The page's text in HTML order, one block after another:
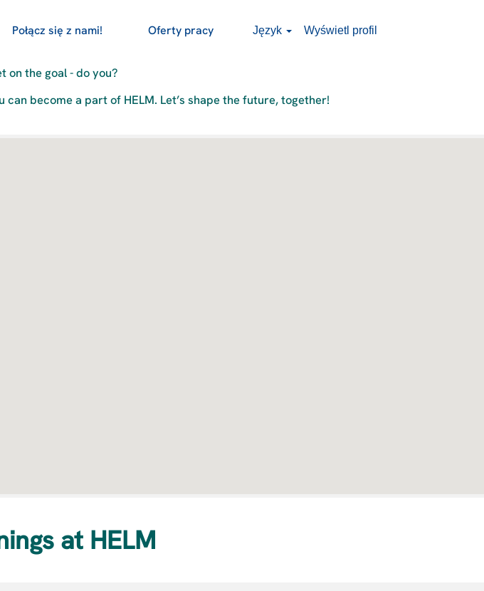
Połącz się z nami! Oferty pracy Język Wyświetl profil
to HELM
on the goal - do you?
become a part of HELM. Let’s shape the future, together!
at HELM